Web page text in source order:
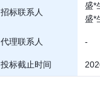
招标联系人
盛*
盛*
代理联系人 -
投标截止时间